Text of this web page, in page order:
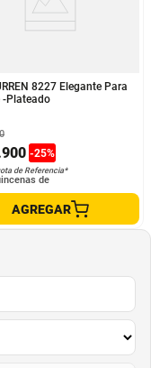
8227 Elegante Para
-Plateado
900 -25%
de Referencia*
de
AGREGAR